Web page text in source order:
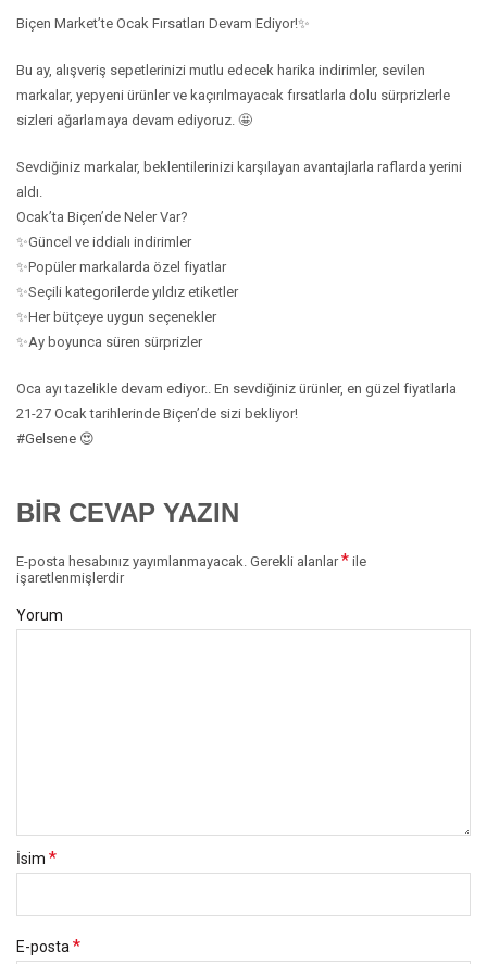
Biçen Market’te Ocak Fırsatları Devam Ediyor!✨
Bu ay, alışveriş sepetlerinizi mutlu edecek harika indirimler, sevilen
markalar, yepyeni ürünler ve kaçırılmayacak fırsatlarla dolu sürprizlerle
sizleri ağarlamaya devam ediyoruz. 🤩
Sevdiğiniz markalar, beklentilerinizi karşılayan avantajlarla raflarda yerini
aldı.
Ocak’ta Biçen’de Neler Var?
✨Güncel ve iddialı indirimler
✨Popüler markalarda özel fiyatlar
✨Seçili kategorilerde yıldız etiketler
✨Her bütçeye uygun seçenekler
✨Ay boyunca süren sürprizler
Oca ayı tazelikle devam ediyor.. En sevdiğiniz ürünler, en güzel fiyatlarla
21-27 Ocak tarihlerinde Biçen’de sizi bekliyor!
#Gelsene 😍
BIR CEVAP YAZIN
E-posta hesabınız yayımlanmayacak. Gerekli alanlar* ile
işaretlenmişlerdir
Yorum
İsim *
E-posta *